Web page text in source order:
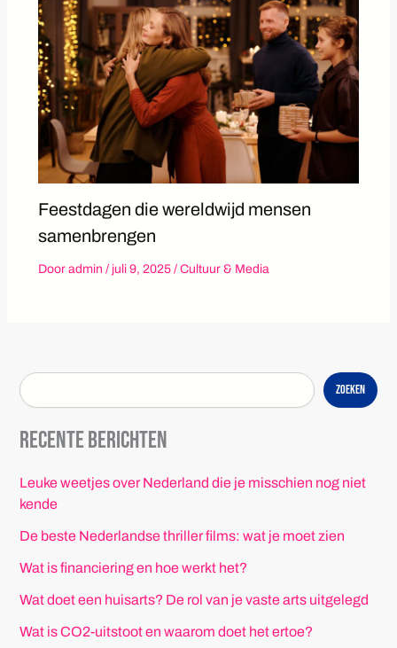
Feestdagen die wereldwijd mensen
samenbrengen
Door admin / juli 9, 2025 / Cultuur & Media
Zoeken
Recente berichten
Leuke weetjes over Nederland die je misschien nog niet
kende
De beste Nederlandse thriller films: wat je moet zien
Wat is financiering en hoe werkt het?
Wat doet een huisarts? De rol van je vaste arts uitgelegd
Wat is CO2-uitstoot en waarom doet het ertoe?